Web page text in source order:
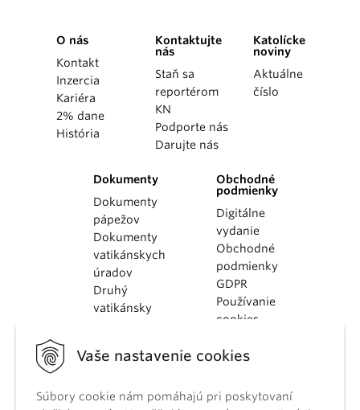
Vaše nastavenie cookies
Súbory cookie nám pomáhajú pri poskytovaní
O nás
Kontakt
Inzercia
Kariéra
2% dane
História
Kontaktujte
nás
Staň sa
reportérom
KN
Podporte nás
Darujte nás
Katolícke
noviny
Aktuálne
číslo
Dokumenty
Dokumenty
pápežov
Dokumenty
vatikánskych
úradov
Druhý
vatikánsky
KBS
kánonického
Obchodné
podmienky
Digitálne
vydanie
Obchodné
podmienky
GDPR
Používanie
cookies